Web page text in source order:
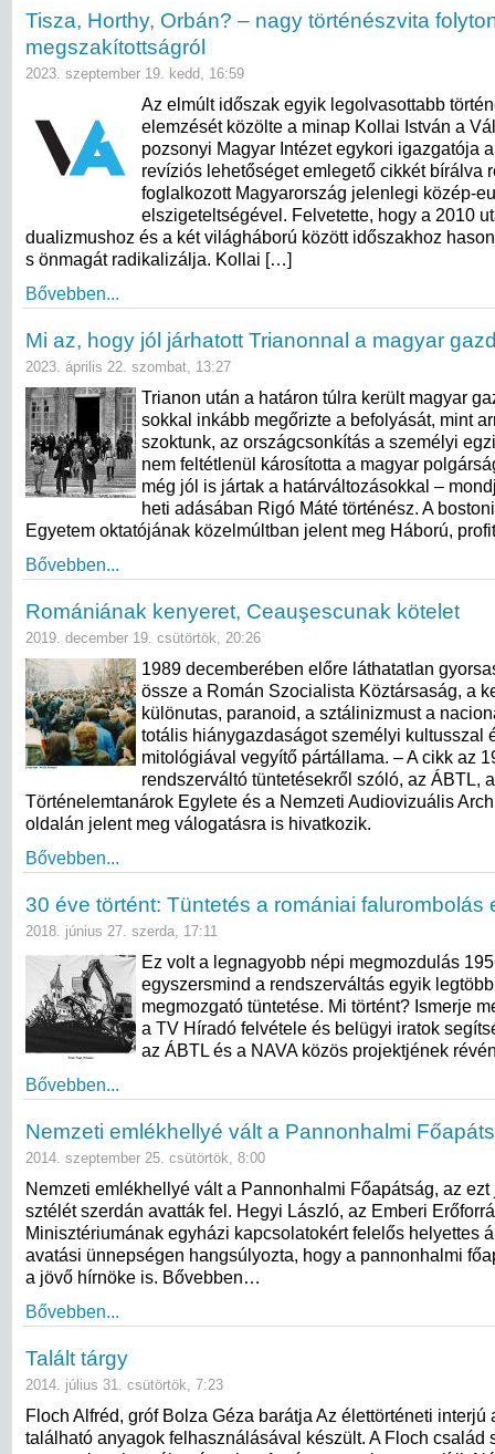
Tisza, Horthy, Orbán? – nagy történészvita
megszakítottságról
2023. szeptember 19. kedd, 16:59
Az elmúlt időszak egyik legolvasottabb
elemzését közölte a minap Kollai István a
pozsonyi Magyar Intézet egykori igazgatója
revíziós lehetőséget emlegető cikkét bírálva
foglalkozott Magyarország jelenlegi közép-
elszigeteltségével. Felvetette, hogy a 2010
dualizmushoz és a két világháború között időszakhoz
s önmagát radikalizálja. Kollai […]
Bővebben...
Mi az, hogy jól járhatott Trianonnal a magyar
2023. április 22. szombat, 13:27
Trianon után a határon túlra került magyar
sokkal inkább megőrizte a befolyását, mint
szoktunk, az országcsonkítás a személyi
nem feltétlenül károsította a magyar
még jól is jártak a határváltozásokkal –
heti adásában Rigó Máté történész. A
Egyetem oktatójának közelmúltban jelent meg Háború,
Bővebben...
Romániának kenyeret, Ceauşescunak kötelet
2019. december 19. csütörtök, 20:26
1989 decemberében előre láthatatlan
össze a Román Szocialista Köztársaság, a
különutas, paranoid, a sztálinizmust a
totális hiánygazdaságot személyi kultusszal
mitológiával vegyítő pártállama. – A cikk az
rendszerváltó tüntetésekről szóló, az ÁBTL, a
Történelemtanárok Egylete és a Nemzeti Audiovizuális
oldalán jelent meg válogatásra is hivatkozik.
Bővebben...
30 éve történt: Tüntetés a romániai falurombolás
2018. június 27. szerda, 17:11
Ez volt a legnagyobb népi megmozdulás
egyszersmind a rendszerváltás egyik
megmozgató tüntetése. Mi történt? Ismerje
a TV Híradó felvétele és belügyi iratok
az ÁBTL és a NAVA közös projektjének
Bővebben...
Nemzeti emlékhellyé vált a Pannonhalmi
2014. szeptember 25. csütörtök, 8:00
Nemzeti emlékhellyé vált a Pannonhalmi Főapátság, az
sztélét szerdán avatták fel. Hegyi László, az Emberi
Minisztériumának egyházi kapcsolatokért felelős helyettes
avatási ünnepségen hangsúlyozta, hogy a pannonhalmi
a jövő hírnöke is. Bővebben…
Bővebben...
Talált tárgy
2014. július 31. csütörtök, 7:23
Floch Alfréd, gróf Bolza Géza barátja Az élettörténeti interjú
található anyagok felhasználásával készült. A Floch család